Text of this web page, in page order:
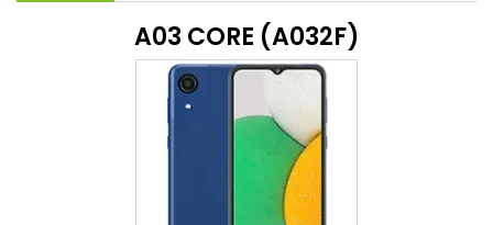
A03 CORE (A032F)